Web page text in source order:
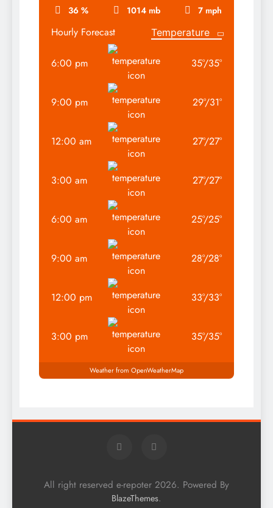
36 % 1014 mb 7 mph
Hourly Forecast
6:00 pm 35°/35°
9:00 pm 29°/31°
12:00 am 27°/27°
3:00 am 27°/27°
6:00 am 25°/25°
9:00 am 28°/28°
12:00 pm 33°/33°
3:00 pm 35°/35°
Weather from OpenWeatherMap
All right reserved e-repoter 2026. Powered By
BlazeThemes.